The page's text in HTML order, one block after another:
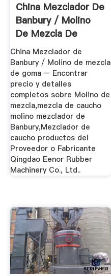
China Mezclador De
Banbury / Molino
De Mezcla De
Goma ...
China Mezclador de
Banbury / Molino de mezcla
de goma – Encontrar
precio y detalles
completos sobre Molino de
mezcla,mezcla de caucho
molino mezclador de
Banbury,Mezclador de
caucho productos del
Proveedor o Fabricante
Qingdao Eenor Rubber
Machinery Co., Ltd..